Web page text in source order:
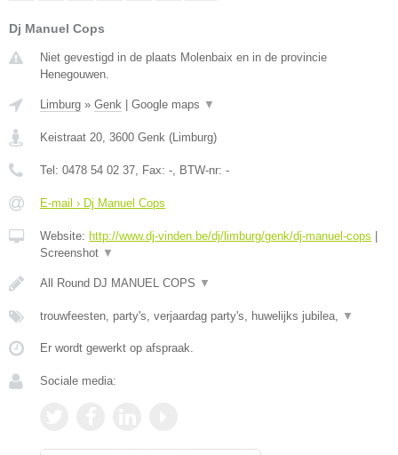
Dj Manuel Cops
Niet gevestigd in de plaats Molenbaix en in de provincie
Henegouwen.
Limburg » Genk Google maps ▼
Keistraat 20, 3600 Genk (Limburg)
Tel: 0478 54 02 37, Fax: -, BTW-nr: -
E-mail › Dj Manuel Cops
Website: http://www.dj-vinden.be/dj/limburg/genk/dj-manuel-cops
Screenshot ▼
All Round DJ MANUEL COPS ▼
trouwfeesten, party's, verjaardag party's, huwelijks jubilea, ▼
Er wordt gewerkt op afspraak.
Sociale media: